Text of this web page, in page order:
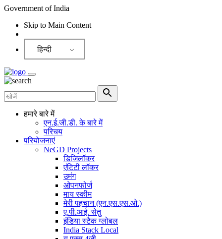
Government of India
Skip to Main Content
हिन्दी
हमारे बारे में
एन.ई.जी.डी. के बारे में
परिचय
परियोजनाएं
NeGD Projects
डिजिलॉकर
एंटिटी लॉकर
उमंग
ओपनफोर्ज
माय स्कीम
मेरी पहचान (एन.एस.एस.ओ.)
ए.पी.आई. सेतु
इंडिया स्टैक ग्लोबल
India Stack Local